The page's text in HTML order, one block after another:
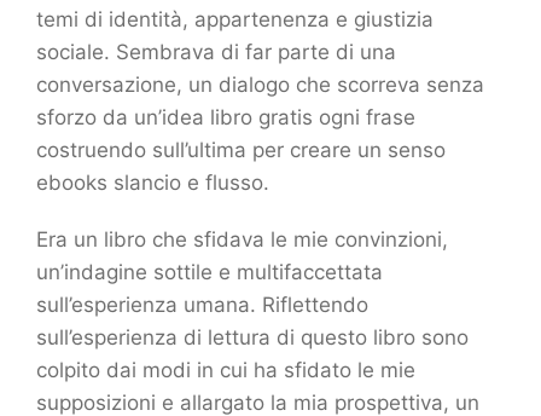
temi di identità, appartenenza e giustizia
sociale. Sembrava di far parte di una
conversazione, un dialogo che scorreva senza
sforzo da un’idea libro gratis ogni frase
costruendo sull’ultima per creare un senso
ebooks slancio e flusso.
Era un libro che sfidava le mie convinzioni,
un’indagine sottile e multifaccettata
sull’esperienza umana. Riflettendo
sull’esperienza di lettura di questo libro sono
colpito dai modi in cui ha sfidato le mie
supposizioni e allargato la mia prospettiva, un